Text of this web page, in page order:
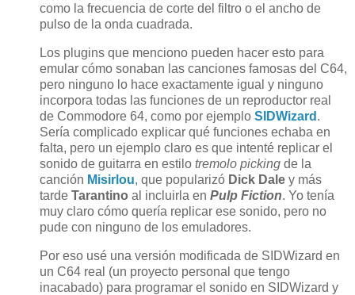
como la frecuencia de corte del filtro o el ancho de
pulso de la onda cuadrada.
Los plugins que menciono pueden hacer esto para
emular cómo sonaban las canciones famosas del C64,
pero ninguno lo hace exactamente igual y ninguno
incorpora todas las funciones de un reproductor real
de Commodore 64, como por ejemplo SIDWizard .
Sería complicado explicar qué funciones echaba en
falta, pero un ejemplo claro es que intenté replicar el
sonido de guitarra en estilo tremolo picking de la
canción Misirlou, que popularizó Dick Dale y más
tarde Tarantino al incluirla en Pulp Fiction. Yo tenía
muy claro cómo quería replicar ese sonido, pero no
pude con ninguno de los emuladores.
Por eso usé una versión modificada de SIDWizard en
un C64 real (un proyecto personal que tengo
inacabado) para programar el sonido en SIDWizard y